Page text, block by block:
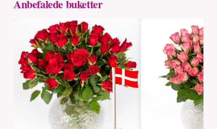
Anbefalede buketter